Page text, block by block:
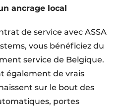
ancrage local
de service avec ASSA
vous bénéficiez du
service de Belgique.
également de vrais
sur le bout des
portes